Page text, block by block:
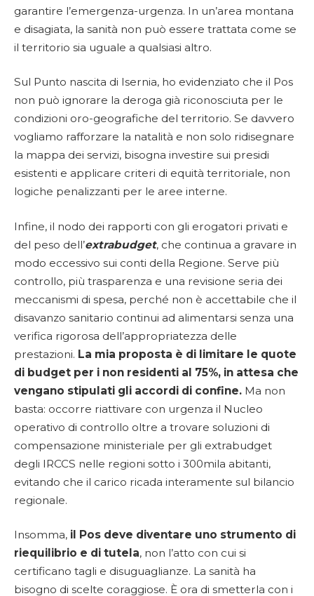
garantire l’emergenza-urgenza. In un’area montana
e disagiata, la sanità non può essere trattata come se
il territorio sia uguale a qualsiasi altro.
Sul Punto nascita di Isernia, ho evidenziato che il Pos
non può ignorare la deroga già riconosciuta per le
condizioni oro-geografiche del territorio. Se davvero
vogliamo rafforzare la natalità e non solo ridisegnare
la mappa dei servizi, bisogna investire sui presidi
esistenti e applicare criteri di equità territoriale, non
logiche penalizzanti per le aree interne.
Infine, il nodo dei rapporti con gli erogatori privati e
del peso dell’extrabudget, che continua a gravare in
modo eccessivo sui conti della Regione. Serve più
controllo, più trasparenza e una revisione seria dei
meccanismi di spesa, perché non è accettabile che il
disavanzo sanitario continui ad alimentarsi senza una
verifica rigorosa dell’appropriatezza delle
prestazioni. La mia proposta è di limitare le quote
di budget per i non residenti al 75%, in attesa che
vengano stipulati gli accordi di confine. Ma non
basta: occorre riattivare con urgenza il Nucleo
operativo di controllo oltre a trovare soluzioni di
compensazione ministeriale per gli extrabudget
degli IRCCS nelle regioni sotto i 300mila abitanti,
evitando che il carico ricada interamente sul bilancio
regionale.
Insomma, il Pos deve diventare uno strumento di
riequilibrio e di tutela, non l’atto con cui si
certificano tagli e disuguaglianze. La sanità ha
bisogno di scelte coraggiose. È ora di smetterla con i